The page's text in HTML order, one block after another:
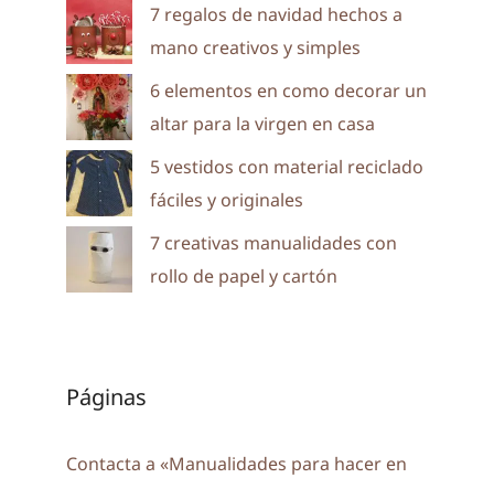
7 regalos de navidad hechos a
mano creativos y simples
6 elementos en como decorar un
altar para la virgen en casa
5 vestidos con material reciclado
fáciles y originales
7 creativas manualidades con
rollo de papel y cartón
Páginas
Contacta a «Manualidades para hacer en